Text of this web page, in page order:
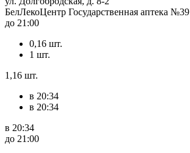
БелЛекоЦентр Государственная аптека №39
до 21:00
0,16 шт.
1 шт.
1,16 шт.
в 20:34
в 20:34
в 20:34
до 21:00